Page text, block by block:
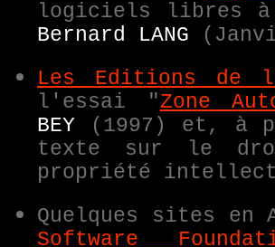
logiciels libres à
Bernard LANG
Les Editions de
l'essai "Zone
BEY (1997) et, à
texte sur le
propriété
Quelques sites
Software